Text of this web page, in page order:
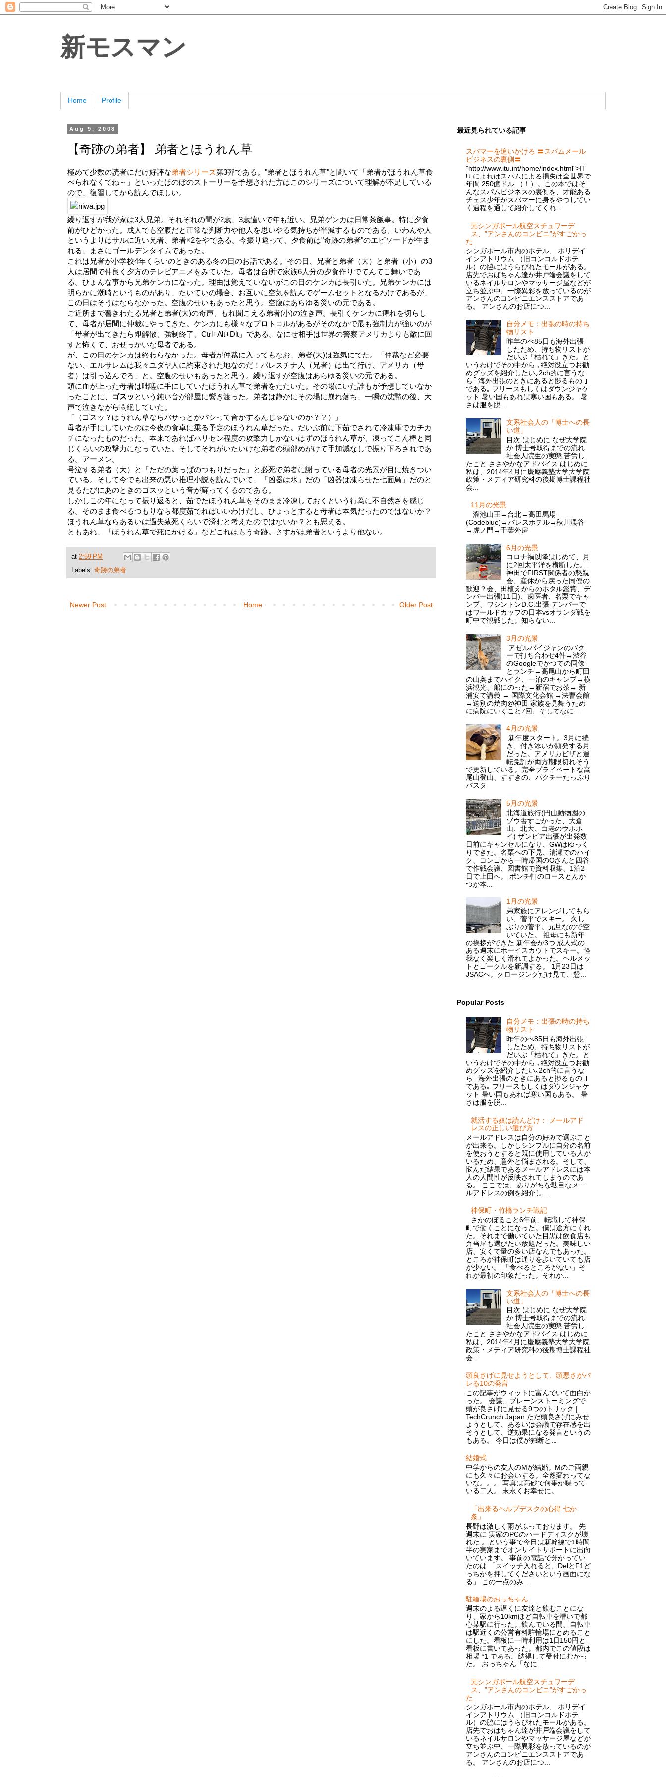
新モスマン
Home Profile
Aug 9, 2008
【奇跡の弟者】 弟者とほうれん草
極めて少数の読者にだけ好評な弟者シリーズ第3弾である。"弟者とほうれん草"と聞いて「弟者がほうれん草食
べられなくてね～」といったほのぼのストーリーを予想された方はこのシリーズについて理解が不足している
ので、復習してから読んでほしい。
繰り返すが我が家は3人兄弟。それぞれの間が2歳、3歳違いで年も近い。兄弟ゲンカは日常茶飯事。特に夕食
前がひどかった。成人でも空腹だと正常な判断力や他人を思いやる気持ちが半減するものである。いわんや人
というよりはサルに近い兄者、弟者×2をやである。今振り返って、夕食前は"奇跡の弟者"のエピソードが生ま
れる、まさにゴールデンタイムであった。
これは兄者が小学校4年くらいのときのある冬の日のお話である。その日、兄者と弟者（大）と弟者（小）の3
人は居間で仲良く夕方のテレビアニメをみていた。母者は台所で家族6人分の夕食作りでてんてこ舞いであ
る。ひょんな事から兄弟ケンカになった。理由は覚えていないがこの日のケンカは長引いた。兄弟ケンカには
明らかに潮時というものがあり、たいていの場合、お互いに空気を読んでゲームセットとなるわけであるが、
この日はそうはならなかった。空腹のせいもあったと思う。空腹はあらゆる災いの元である。
ご近所まで響きわたる兄者と弟者(大)の奇声、もれ聞こえる弟者(小)の泣き声。長引くケンカに痺れを切らし
て、母者が居間に仲裁にやってきた。ケンカにも様々なプロトコルがあるがそのなかで最も強制力が強いのが
「母者が出てきたら即解散、強制終了、Ctrl+Alt+Dlt」である。なにせ相手は世界の警察アメリカよりも敵に回
すと怖くて、おせっかいな母者である。
が、この日のケンカは終わらなかった。母者が仲裁に入ってもなお、弟者(大)は強気にでた。「仲裁など必要
ない、エルサレムは我々ユダヤ人に約束された地なのだ！パレスチナ人（兄者）は出て行け、アメリカ（母
者）は引っ込んでろ」と。空腹のせいもあったと思う。繰り返すが空腹はあらゆる災いの元である。
頭に血が上った母者は咄嗟に手にしていたほうれん草で弟者をたたいた。その場にいた誰もが予想していなか
ったことに、
ゴスッ という鈍い音が部屋に響き渡った。弟者は静かにその場に崩れ落ち、一瞬の沈黙の後、大
声で泣きながら悶絶していた。
「（ゴスッ？ほうれん草ならバサっとかパシって音がするんじゃないのか？？）」
母者が手にしていたのは今夜の食卓に乗る予定のほうれん草だった。だいぶ前に下茹でされて冷凍庫でカチカ
チになったものだった。本来であればハリセン程度の攻撃力しかないはずのほうれん草が、凍ってこん棒と同
じくらいの攻撃力になっていた。そしてそれがいたいけな弟者の頭部めがけて手加減なしで振り下ろされであ
る。アーメン。
号泣する弟者（大）と「ただの葉っぱのつもりだった」と必死で弟者に謝っている母者の光景が目に焼きつい
ている。そして今でも出来の悪い推理小説を読んでいて、「凶器は氷」だの「凶器は凍らせた七面鳥」だのと
見るたびにあのときのゴスッという音が蘇ってくるのである。
しかしこの年になって振り返ると、茹でたほうれん草をそのまま冷凍しておくという行為に不自然さを感じ
る。そのまま食べるつもりなら都度茹でればいいわけだし。ひょっとすると母者は本気だったのではないか？
ほうれん草ならあるいは過失致死くらいで済むと考えたのではないか？とも思える。
ともあれ、「ほうれん草で死にかける」などこれはもう奇跡。さすがは弟者というより他ない。
at 2:59 PM
Labels: 奇跡の弟者
Newer Post Older Post
Home
最近見られている記事
スパマーを追いかけろ 〓スパムメール
ビジネスの裏側〓
"http://www.itu.int/home/index.html">IT
U によればスパムによる損失は全世界で
年間 250億ドル （！）。この本ではそ
んなスパムビジネスの裏側を、才能ある
チェス少年がスパマーに身をやつしてい
く過程を通して紹介してくれ...
元シンガポール航空スチュワーデ
ス、”アンさんのコンビニ”がすごかっ
た
シンガポール市内のホテル、 ホリデイ
インアトリウム （旧コンコルドホテ
ル）の脇にはうらびれたモールがある。
店先でおばちゃん達が井戸端会議をして
いるネイルサロンやマッサージ屋などが
立ち並ぶ中、一際異彩を放っているのが
アンさんのコンビニエンスストアであ
る。 アンさんのお店につ...
自分メモ：出張の時の持ち
物リスト
昨年のべ85日も海外出張
したため、持ち物リストが
だいぶ「枯れて」きた。と
いうわけでその中から ､絶対役立つお勧
めグッズを紹介したい｡2ch的に言うな
ら｢ 海外出張のときにあると捗るもの ｣
である｡ フリースもしくはダウンジャケ
ット 暑い国もあれば寒い国もある。 暑
さは服を脱...
文系社会人の「博士への長
い道」
目次 はじめに なぜ大学院
か 博士号取得までの流れ
社会人院生の実態 苦労し
たこと ささやかなアドバイス はじめに
私は、2014年4月に慶應義塾大学大学院
政策・メディア研究科の後期博士課程社
会...
11月の光景
溜池山王→台北→高田馬場
(Codeblue)→パレスホテル→秋川渓谷
→虎ノ門→千葉外房
6月の光景
コロナ禍以降はじめて、月
に2回太平洋を横断した。
神田でFIRST関係者の懇親
会、産休から戻った同僚の
歓迎？会、田植えからのホタル鑑賞、デ
ンバー出張(11日)、歯医者、名栗でキャ
ンプ、ワシントンD.C.出張 デンバーで
はワールドカップの日本vsオランダ戦を
町中で観戦した。知らない...
3月の光景
アゼルバイジャンのバク
ーで打ち合わせ4件→渋谷
のGoogleでかつての同僚
とランチ→高尾山から町田
の山奥までハイク、一泊のキャンプ→横
浜観光、船にのった→新宿でお茶→ 新
浦安で講義 → 国際文化会館 →法曹会館
→送別の焼肉@神田 家族を見舞うため
に病院にいくこと7回、そしてなに...
4月の光景
新年度スタート。3月に続
き、付き添いが頻発する月
だった。アメリカビザと運
転免許が両方期限切れそう
で更新している。完全プライベートな高
尾山登山、すすきの、パクチーたっぷり
パスタ
5月の光景
北海道旅行(円山動物園の
ゾウ舎すごかった、大倉
山、北大、白老のウポポ
イ) ザンビア出張が出発数
日前にキャンセルになり、GWはゆっく
りできた。名栗への下見、清瀬でのハイ
ク、コンゴから一時帰国のOさんと四谷
で作戦会議、図書館で資料収集、1泊2
日で上田へ。 ポンチ軒のロースとんか
つが本...
1月の光景
弟家族にアレンジしてもら
い、菅平でスキー。 久し
ぶりの菅平。元旦なので空
いていた。 祖母にも新年
の挨拶ができた 新年会が3つ 成人式の
ある週末にボーイスカウトでスキー。怪
我なく楽しく滑れてよかった。ヘルメッ
トとゴーグルを新調する。 1月23日は
JSACへ。クロージングだけ見て、懇...
Popular Posts
自分メモ：出張の時の持ち
物リスト
昨年のべ85日も海外出張
したため、持ち物リストが
だいぶ「枯れて」きた。と
いうわけでその中から ､絶対役立つお勧
めグッズを紹介したい｡2ch的に言うな
ら｢ 海外出張のときにあると捗るもの ｣
である｡ フリースもしくはダウンジャケ
ット 暑い国もあれば寒い国もある。 暑
さは服を脱...
就活する奴は読んどけ： メールアド
レスの正しい選び方
メールアドレスは自分の好みで選ぶこと
が出来る。しかしシンプルに自分の名前
を使おうとすると既に使用している人が
いるため、意外と悩まされる。そして、
悩んだ結果であるメールアドレスには本
人の人間性が反映されてしまうのであ
る。 ここでは、ありがちな駄目なメー
ルアドレスの例を紹介し...
神保町・竹橋ランチ戦記
さかのぼること6年前、転職して神保
町で働くことになった。僕は途方にくれ
た。それまで働いていた目黒は飲食店も
弁当屋も選びたい放題だった。美味しい
店、安くて量の多い店なんでもあった。
ところが神保町は通りを歩いていても店
が少ない。 「食べるところがない」そ
れが最初の印象だった。それか...
文系社会人の「博士への長
い道」
目次 はじめに なぜ大学院
か 博士号取得までの流れ
社会人院生の実態 苦労し
たこと ささやかなアドバイス はじめに
私は、2014年4月に慶應義塾大学大学院
政策・メディア研究科の後期博士課程社
会...
頭良さげに見せようとして、頭悪さがバ
レる10の発言
この記事がウィットに富んでいて面白か
った。 会議、ブレーンストーミングで
頭が良さげに見せる9つのトリック |
TechCrunch Japan ただ頭良さげにみせ
ようとして、あるいは会議で存在感を出
そうとして、逆効果になる発言というの
もある。 今日は僕が独断と...
結婚式
中学からの友人のMが結婚。Mのご両親
にも久々にお会いする。全然変わってな
いな。。。 写真は高砂で何事か喋って
いる二人。 末永くお幸せに。
「出来るヘルプデスクの心得 七か
条」
長野は激しく雨がふっております。 先
週末に 実家のPCのハードディスクが壊
れた 。という事で今日は新幹線で1時間
半の実家までオンサイトサポートに出向
いています。 事前の電話で分かってい
たのは 「スイッチ入れると、DelとF1ど
っちかを押してくださいという画面にな
る」 この一点のみ...
駐輪場のおっちゃん
週末のよる遅くに友達と飲むことにな
り、家から10kmほど自転車を漕いで都
心某駅に行った。飲んでいる間、自転車
は駅近くの公営有料駐輪場にとめること
にした。看板に一時利用は1日150円と
看板に書いてあった。都内でこの値段は
相場 *1 である。納得して受付にむかっ
た。 おっちゃん「なに...
元シンガポール航空スチュワーデ
ス、”アンさんのコンビニ”がすごかっ
た
シンガポール市内のホテル、 ホリデイ
インアトリウム （旧コンコルドホテ
ル）の脇にはうらびれたモールがある。
店先でおばちゃん達が井戸端会議をして
いるネイルサロンやマッサージ屋などが
立ち並ぶ中、一際異彩を放っているのが
アンさんのコンビニエンスストアであ
る。 アンさんのお店につ...